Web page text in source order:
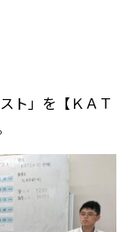
ト」を【ＫＡＴ